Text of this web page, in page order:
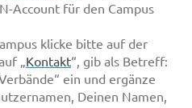
Account für den Campus
klicke bitte auf der
„Kontakt“, gib als Betreff:
ein und ergänze
Deinen Namen,